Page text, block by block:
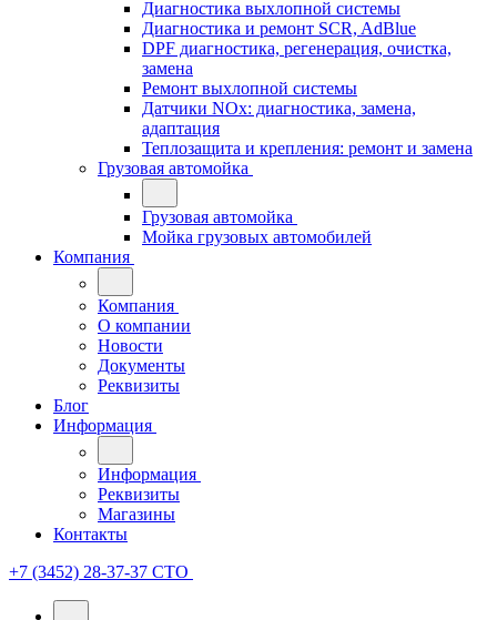
Диагностика выхлопной системы
Диагностика и ремонт SCR, AdBlue
DPF диагностика, регенерация, очистка,
замена
Ремонт выхлопной системы
Датчики NOx: диагностика, замена,
адаптация
Теплозащита и крепления: ремонт и замена
Грузовая автомойка
Грузовая автомойка
Мойка грузовых автомобилей
Компания
Компания
О компании
Новости
Документы
Реквизиты
Блог
Информация
Информация
Реквизиты
Магазины
Контакты
+7 (3452) 28-37-37 СТО